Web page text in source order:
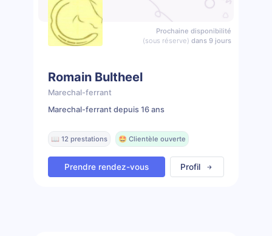
Prochaine disponibilité
(sous réserve) dans 9 jours
Romain Bultheel
Marechal-ferrant
Marechal-ferrant depuis 16 ans
📖 12 prestations 🤩 Clientèle ouverte
Prendre rendez-vous Profil